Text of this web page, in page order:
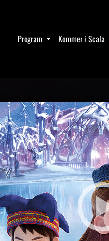
Program Kommer i Scala